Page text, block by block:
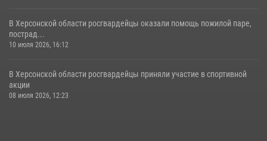
В Херсонской области росгвардейцы оказали помощь пожилой паре,
пострад...
10 июля 2026, 16:12
В Херсонской области росгвардейцы приняли участие в спортивной
акции
08 июля 2026, 12:23